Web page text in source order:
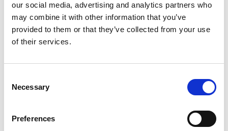
our social media, advertising and analytics partners who
may combine it with other information that you’ve
provided to them or that they’ve collected from your use
of their services.
Selection
Necessary
Preferences
Una o più cappelle adiacenti alla sala delle assemblee
recanti grandi statue dorate raffiguranti Buddha
vengono utilizzati come luoghi di preghiera.Il piano
cui sono situati gli alloggi per i monaci e altre cappelle
issate la bandiera della vittoria e la ruota della legge,
due antilopi, simbolizzante Buddha, che fece il primo
discorso dopo il raggiungimento dell’Illuminazione alla